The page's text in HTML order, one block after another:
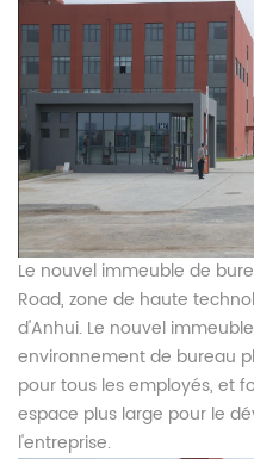
Le nouvel immeuble de
Road, zone de haute
d'Anhui. Le nouvel
environnement de bureau
pour tous les employés, et
espace plus large pour le
l'entreprise.